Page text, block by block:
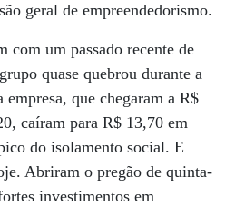
geral de empreendedorismo.
com um passado recente de
quase quebrou durante a
empresa, que chegaram a R$
caíram para R$ 13,70 em
do isolamento social. E
Abriram o pregão de quinta-
investimentos em